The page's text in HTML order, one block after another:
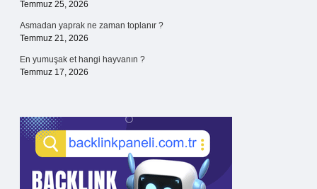
Temmuz 25, 2026
Asmadan yaprak ne zaman toplanır ?
Temmuz 21, 2026
En yumuşak et hangi hayvanın ?
Temmuz 17, 2026